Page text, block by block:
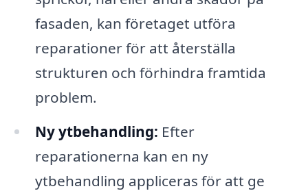
fasaden, kan företaget utföra
reparationer för att återställa
strukturen och förhindra framtida
problem.
Ny ytbehandling: Efter
reparationerna kan en ny
ytbehandling appliceras för att ge